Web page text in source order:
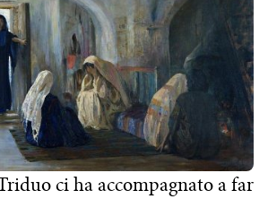
ci ha accompagnato a far